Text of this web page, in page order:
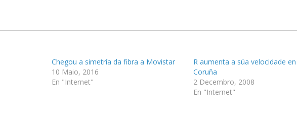
Chegou a simetría da fibra a Movistar
10 Maio, 2016
En "Internet"
R aumenta a súa velocidade
Coruña
2 Decembro, 2008
En "Internet"